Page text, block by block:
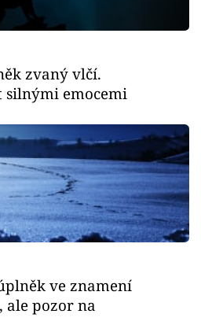
zvaný vlčí.
silnými emocemi
ve znamení
ale pozor na